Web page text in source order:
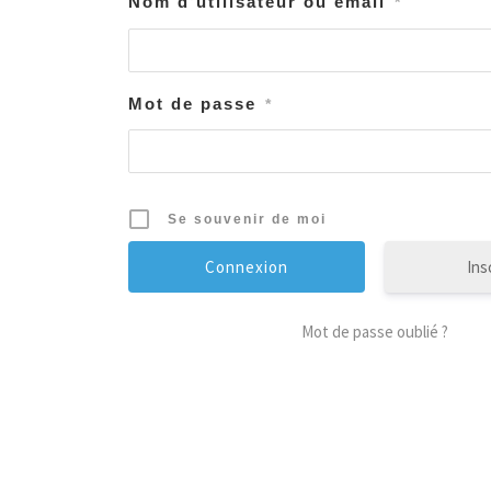
Mot de passe *
Se souvenir de moi
Mot de passe oublié ?